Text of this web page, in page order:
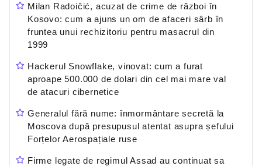
Milan Radoičić, acuzat de crime de război în
Kosovo: cum a ajuns un om de afaceri sârb în
fruntea unui rechizitoriu pentru masacrul din
1999
Hackerul Snowflake, vinovat: cum a furat
aproape 500.000 de dolari din cel mai mare val
de atacuri cibernetice
Generalul fără nume: înmormântare secretă la
Moscova după presupusul atentat asupra șefului
Forțelor Aerospațiale ruse
Firme legate de regimul Assad au continuat sa